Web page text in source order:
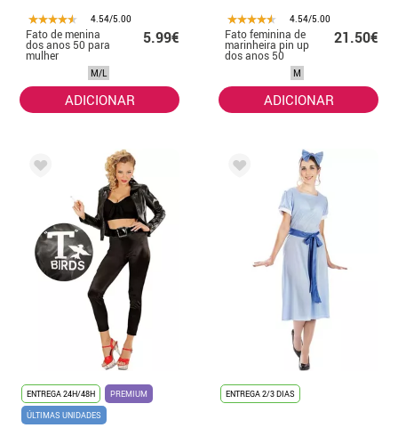
4.54/5.00
Fato de menina
dos anos 50 para
mulher
5.99€
M/L
ADICIONAR
4.54/5.00
Fato feminina de
marinheira pin up
dos anos 50
21.50€
M
ADICIONAR
ENTREGA 24H/48H
PREMIUM
ÚLTIMAS UNIDADES
ENTREGA 2/3 DIAS